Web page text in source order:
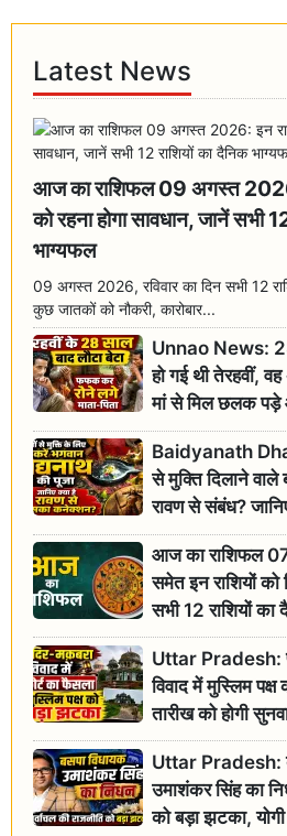
Latest News
आज का राशिफल 09 अगस्त
को रहना होगा सावधान, जानें सभी
भाग्यफल
09 अगस्त 2026, रविवार का दिन सभी 12
कुछ जातकों को नौकरी, कारोबार...
Unnao News:
हो गई थी तेरहवीं,
मां से मिल छलक
Baidyanath
से मुक्ति दिलाने वाले
रावण से संबंध?
आज का राशिफल
समेत इन राशियों को
सभी 12 राशियों
Uttar Pradesh:
विवाद में मुस्लिम
तारीख को होगी
Uttar Pradesh:
उमाशंकर सिंह का
को बड़ा झटका,